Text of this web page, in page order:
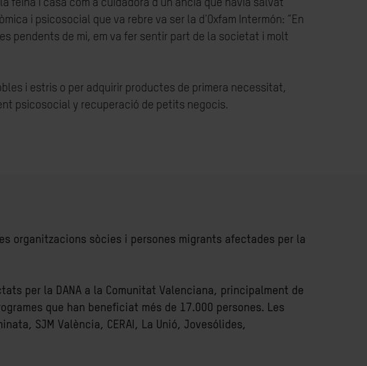
feina i casa com a cuidadora d'un ancià que havia salvat
i psicosocial que va rebre va ser la d'Oxfam Intermón: “En
pendents de mi, em va fer sentir part de la societat i molt
i estris o per adquirir productes de primera necessitat,
psicosocial y recuperació de petits negocis.
organitzacions sòcies i persones migrants afectades per la
per la DANA a la Comunitat Valenciana, principalment de
que han beneficiat més de 17.000 persones. Les
SJM València, CERAI, La Unió, Jovesólides,